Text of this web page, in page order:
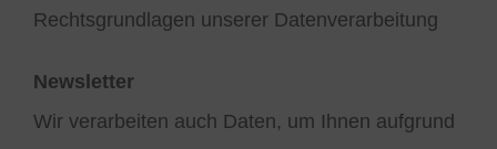
Rechtsgrundlagen unserer Datenverarbeitung
Newsletter
Wir verarbeiten auch Daten, um Ihnen aufgrund